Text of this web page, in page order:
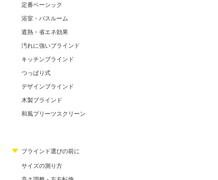
定番ベーシック
浴室・バスルーム
遮熱・省エネ効果
汚れに強いブラインド
キッチンブラインド
つっぱり式
デザインブラインド
木製ブラインド
和風プリーツスクリーン
ブラインド選びの前に
サイズの測り方